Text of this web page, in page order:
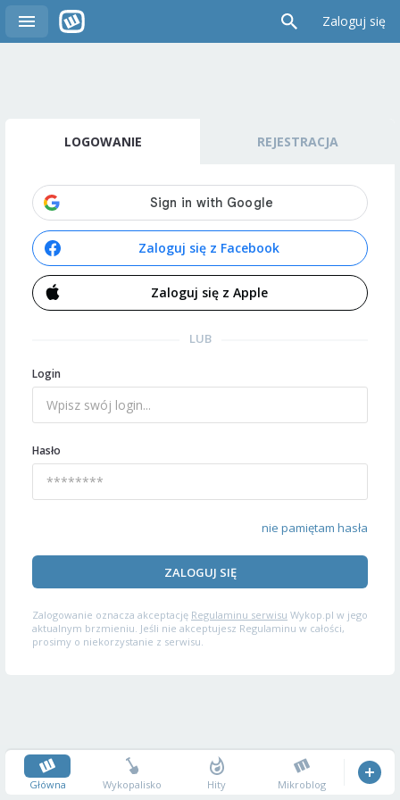
Zaloguj się
LOGOWANIE REJESTRACJA
Zaloguj się z Facebook
Zaloguj się z Apple
LUB
Login
Hasło
nie pamiętam hasła
ZALOGUJ SIĘ
Zalogowanie oznacza akceptację Regulaminu serwisu Wykop.pl w jego
aktualnym brzmieniu. Jeśli nie akceptujesz Regulaminu w całości,
prosimy o niekorzystanie z serwisu.
Główna Wykopalisko Hity Mikroblog